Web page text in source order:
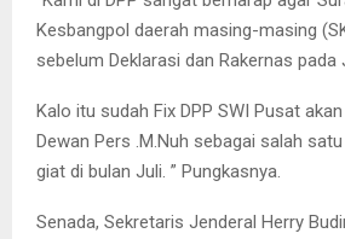
Kesbangpol daerah masing-masing
sebelum Deklarasi dan Rakernas pada
Kalo itu sudah Fix DPP SWI Pusat
Dewan Pers .M.Nuh sebagai salah
giat di bulan Juli. ” Pungkasnya.
Senada, Sekretaris Jenderal Herry